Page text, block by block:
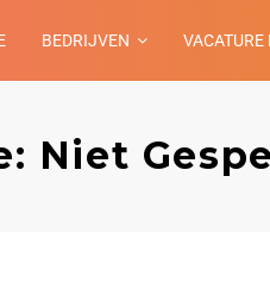
BEDRIJVEN VACATURE
Niet